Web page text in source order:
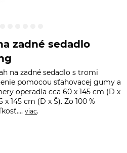
zadné sedadlo
na zadné sedadlo s tromi
pomocou sťahovacej gumy a
operadla cca 60 x 145 cm (D x
145 cm (D x Š). Zo 100 %
viac.